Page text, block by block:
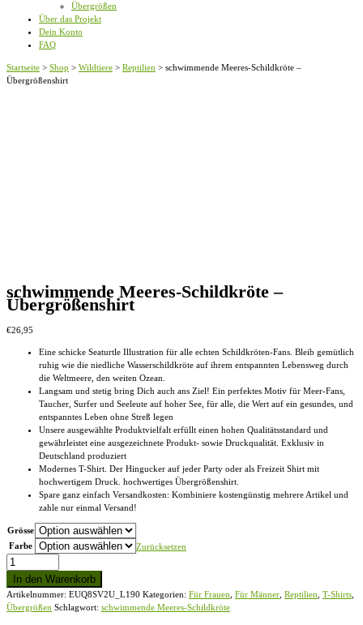
Übergrößen
Über das Projekt
Dein Konto
FAQ
Startseite > Shop > Wildtiere > Reptilien > schwimmende Meeres-Schildkröte –
Übergrößenshirt
schwimmende Meeres-Schildkröte –
Übergrößenshirt
€26,95
Eine schicke Seaturtle Illustration für alle echten Schildkröten-Fans. Bleib gemütlich
ruhig wie die niedliche Wasserschildkröte auf ihrem entspannten Lebensweg durch
die Weltmeere, den weiten Ozean.
Langsam und stetig bring Dich auch ans Ziel! Ein perfektes Motiv für Meer-Fans,
Taucher, Surfer und Seeleute auf hoher See, für alle, die Wert auf ein gesundes, und
entspanntes Leben ohne Streß legen
Unsere ausgewählte Produktvielfalt erfüllt einen hohen Qualitätsstandard und
gewährleistet eine ausgezeichnete Produkt- sowie Druckqualität. Exklusiv in
Deutschland produziert
Modernes T-Shirt. Der Hingucker auf jeder Party oder als Freizeit Shirt mit
hochwertigem Druck. hochwertiges Übergrößenshirt.
Spare ganz einfach Versandkosten: Kombiniere kostengünstig mehrere Artikel und
zahle nur einmal Versand!
Grösse
Farbe
Zurücksetzen
schwimmende
Meeres-
Schildkröte
-
Übergrößenshirt
In den Warenkorb
Artikelnummer: EUQ8SV2U_L190 Kategorien: Für Frauen, Für Männer, Reptilien, T-Shirts,
Übergrößen Schlagwort: schwimmende Meeres-Schildkröte